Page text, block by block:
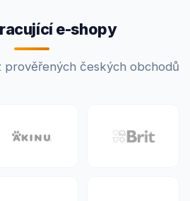
e-shopy
prověřených českých obchodů